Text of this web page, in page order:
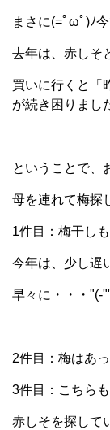
まさに(=ﾟωﾟ)ﾉ今
去年は、赤しそ
買いに行くと「
が続き困りまし
ということで、
母を連れて梅探
1件目：梅干し
今年は、少し遅
早々に・・・"(-
2件目：梅はあ
3件目：こちら
赤しそを探して